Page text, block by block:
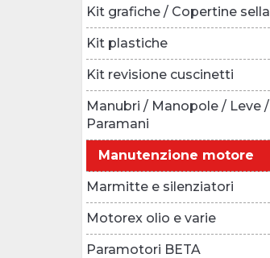
Kit grafiche / Copertine sella
Kit plastiche
Kit revisione cuscinetti
Manubri / Manopole / Leve /
Paramani
Manutenzione motore
Marmitte e silenziatori
Motorex olio e varie
Paramotori BETA